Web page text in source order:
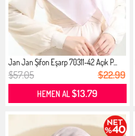
Jan Jan Şifon Eşarp 70311-42 Açık P...
$57.05 $22.99
HEMEN AL$13.79